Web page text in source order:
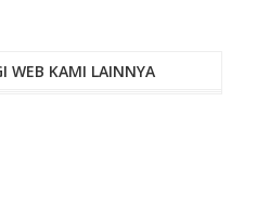
WEB KAMI LAINNYA